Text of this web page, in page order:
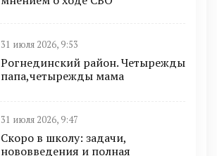
31 июля 2026, 9:53
Рогнединский район. Четырежды
папа,четырежды мама
31 июля 2026, 9:47
Скоро в школу: задачи,
нововведения и полная